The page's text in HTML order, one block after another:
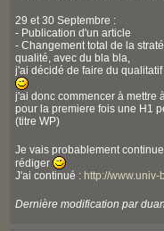
29 et 30 Septembre :
- Publication d'un article
- Changement total de la
qualité, avec du bla bla,
j'ai décidé de faire du
j'ai donc commencer à mettre
pour la premiere fois une H1
(titre WP)
Je vais probablement
rédiger
J'ai continué : http://
Dernière modification par